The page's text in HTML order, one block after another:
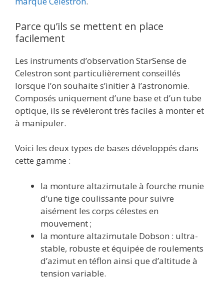
Parce qu’ils se mettent en place
facilement
Les instruments d’observation StarSense de
Celestron sont particulièrement conseillés
lorsque l’on souhaite s’initier à l’astronomie.
Composés uniquement d’une base et d’un tube
optique, ils se révèleront très faciles à monter et
à manipuler.
Voici les deux types de bases développés dans
cette gamme :
la monture altazimutale à fourche munie
d’une tige coulissante pour suivre
aisément les corps célestes en
mouvement ;
la monture altazimutale Dobson : ultra-
stable, robuste et équipée de roulements
d’azimut en téflon ainsi que d’altitude à
tension variable.